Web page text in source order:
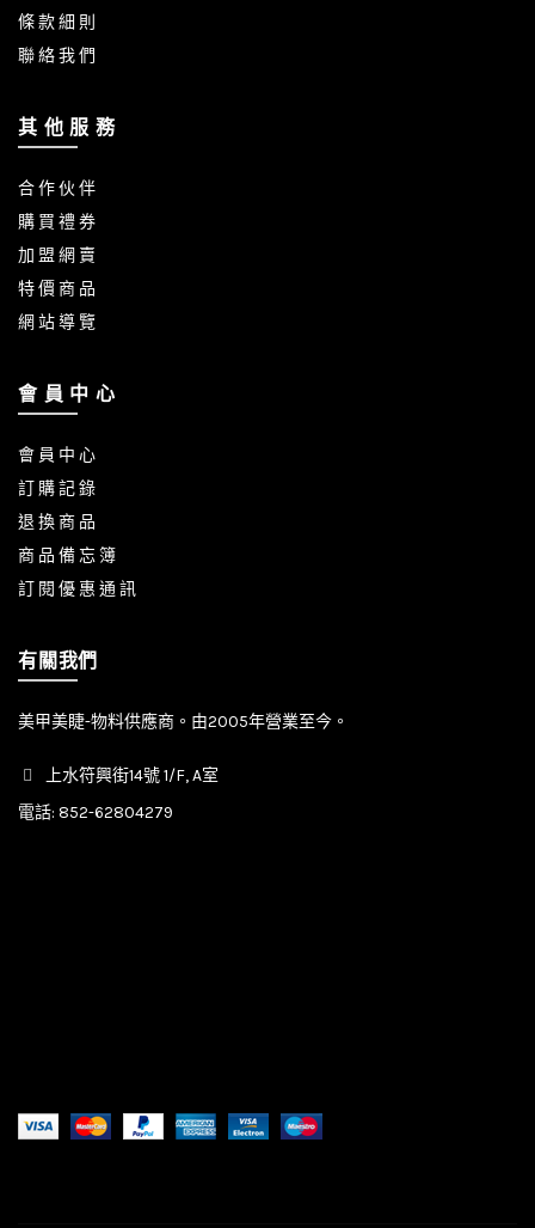
條 款 細 則
聯 絡 我 們
其 他 服 務
合 作 伙 伴
購 買 禮 券
加 盟 網 賣
特 價 商 品
網 站 導 覽
會 員 中 心
會 員 中 心
訂 購 記 錄
退 換 商 品
商 品 備 忘 簿
訂 閱 優 惠 通 訊
有關我們
美甲美睫-物料供應商。由2005年營業至今。
上水符興街14號 1/F, A室
電話: 852-62804279